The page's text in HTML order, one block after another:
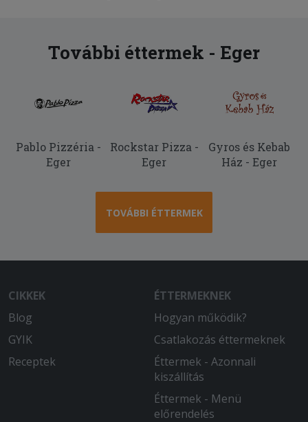
További éttermek - Eger
Pablo Pizzéria -
Eger
Rockstar Pizza -
Eger
Gyros és Kebab
Ház - Eger
TOVÁBBI ÉTTERMEK
CIKKEK
Blog
GYIK
Receptek
ÉTTERMEKNEK
Hogyan működik?
Csatlakozás éttermeknek
Éttermek - Azonnali
kiszállítás
Éttermek - Menü
előrendelés